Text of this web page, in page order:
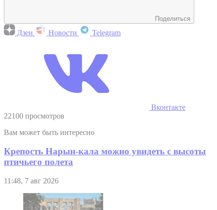
Поделиться
Дзен Новости Telegram
Вконтакте
22100 просмотров
Вам может быть интересно
Крепость Нарын-кала можно увидеть с высоты
птичьего полета
11:48, 7 авг 2026